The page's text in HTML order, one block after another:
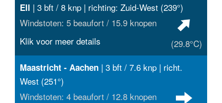
Ell | 3 bft / 8 knp | richting: Zuid-West (239°)
Windstoten: 5 beaufort / 15.9 knopen
(29.8°C)
Klik voor meer details
Maastricht - Aachen | 3 bft / 7.6 knp | richt.
West (251°)
Windstoten: 4 beaufort / 12.8 knopen